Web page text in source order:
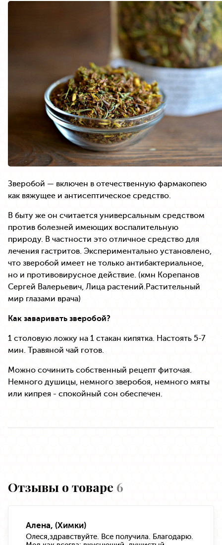
Зверобой — включен в отечественную фармакопею
как вяжущее и антисептическое средство.
В быту же он считается универсальным средством
против болезней имеющих воспалительную
природу. В частности это отличное средство для
лечения гастритов. Экспериментально установлено,
что зверобой имеет не только антибактериальное,
но и противовирусное действие. (кмн Корепанов
Сергей Валерьевич, Лица растений.Растительный
мир глазами врача)
Как заваривать зверобой?
1 столовую ложку на 1 стакан кипятка. Настоять 5-7
мин. Травяной чай готов.
Можно сочинить собственный рецепт фиточая.
Немного душицы, немного зверобоя, немного мяты
или кипрея - спокойный сон обеспечен.
Отзывы о товаре 6
Алена, (Химки)
Олеся,здравствуйте. Все получила. Благодарю.